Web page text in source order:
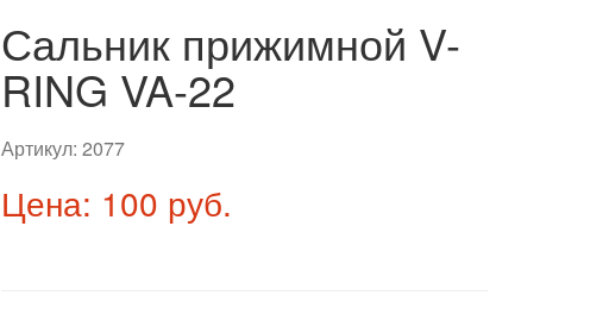
Сальник прижимной V-
RING VA-22
Артикул:2077
Цена: 100 руб.